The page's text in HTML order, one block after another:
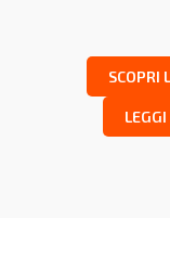
SCOPRI